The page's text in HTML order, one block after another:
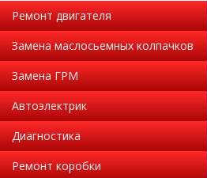
Ремонт двигателя
Замена маслосьемных колпачков
Замена ГРМ
Автоэлектрик
Диагностика
Ремонт коробки